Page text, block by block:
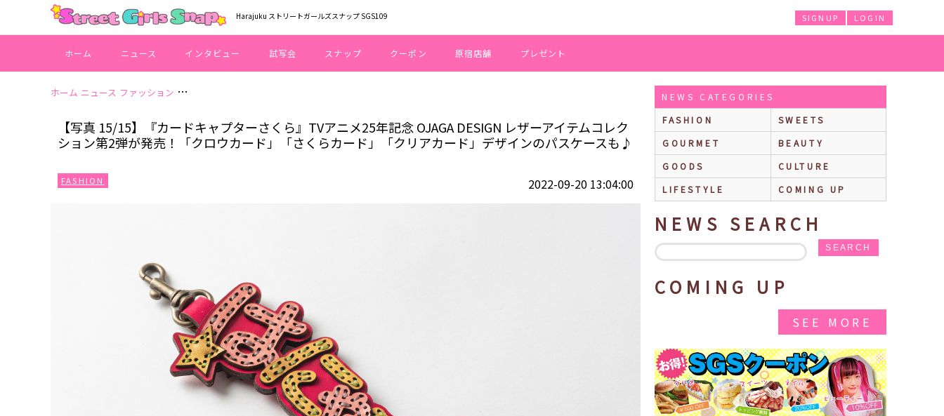
Harajuku ストリートガールズスナップ SGS109 LOGIN
SIGNUP
ホーム ニュース インタビュー 試写会 スナップ クーポン 原宿店舗 プレゼント
ホーム ニュース ファッション 【写真 15/15】『カードキャプターさくら』TVアニメ25年記念 OJAGA DESIGN レザーアイテムコレクション第2弾が発売！「クロウカード」「さくらカード」「クリアカード」デザイン
【写真 15/15】『カードキャプターさくら』TVアニメ25年記念 OJAGA DESIGN レザーアイテムコレク
ション第2弾が発売！「クロウカード」「さくらカード」「クリアカード」デザインのパスケースも♪
FASHION 2022-09-20 13:04:00
NEWS CATEGORIES
FASHION
SWEETS
GOURMET
BEAUTY
GOODS
CULTURE
LIFESTYLE
COMING UP
NEWS SEARCH
SEARCH
COMING UP
SEE MORE